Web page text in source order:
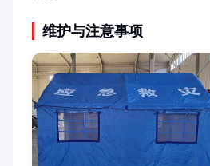
维护与注意事项